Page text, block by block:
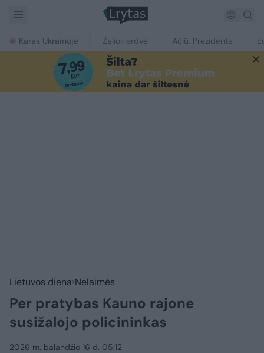
Karas Ukrainoje Žalioji erdvė Ačiū, Prezidente
Lietuvos diena Nelaimės
Per pratybas Kauno rajone
susižalojo policininkas
2026 m. balandžio 16 d. 05:12